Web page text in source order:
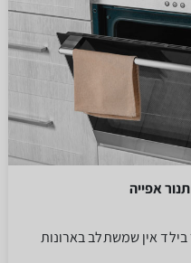
בילד אין שמשתלב בארונות